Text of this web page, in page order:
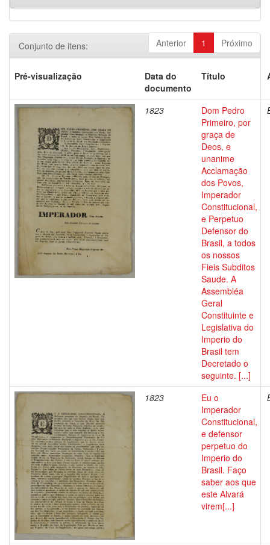
Anterior 1 Próximo
Conjunto de itens:
Pré-visualização
Data do
documento
Título
1823
Dom Pedro
Primeiro, por
graça de
Deos, e
unanime
Acclamação
dos Povos,
Imperador
Constitucional,
e Perpetuo
Defensor do
Brasil, a todos
os nossos
Fieis Subditos
Saude. A
Assembléa
Geral
Constituinte e
Legislativa do
Imperio do
Brasil tem
Decretado o
seguinte. [...]
1823
Eu o
Imperador
Constitucional,
e defensor
perpetuo do
Imperio do
Brasil. Faço
saber aos que
este Alvará
virem[...]